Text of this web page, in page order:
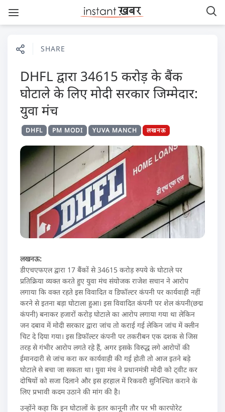
SHARE
DHFL द्वारा 34615 करोड़ के बैंक
घोटाले के लिए मोदी सरकार जिम्मेदार:
युवा मंच
DHFL PM MODI YUVA MANCH लखनऊ
लखनऊ:
डीएचएफएल द्वारा 17 बैंकों से 34615 करोड़ रुपये के घोटाले पर
प्रतिक्रिया व्यक्त करते हुए युवा मंच संयोजक राजेश सचान ने आरोप
लगाया कि वक्त रहते इस विवादित व डिफॉल्टर कंपनी पर कार्यवाही नहीं
करने से इतना बड़ा घोटाला हुआ। इस विवादित कंपनी पर शेल कंपनी(छद्म
कंपनी) बनाकर हजारों करोड़ घोटाले का आरोप लगाया गया था लेकिन
जन दबाव में मोदी सरकार द्वारा जांच तो कराई गई लेकिन जांच में क्लीन
चिट दे दिया गया। इस डिफॉल्टर कंपनी पर तकरीबन एक दशक से जिस
तरह से गंभीर आरोप लगते रहे हैं, अगर इसके विरुद्ध लगे आरोपों की
ईमानदारी से जांच करा कर कार्यवाही की गई होती तो आज इतने बड़े
घोटाले से बचा जा सकता था। युवा मंच ने प्रधानमंत्री मोदी को ट्वीट कर
दोषियों को सजा दिलाने और इस हरहाल में रिकवरी सुनिश्चित कराने के
लिए प्रभावी कदम उठाने की मांग की है।
उन्होंने कहा कि इन घोटालों के इतर कानूनी तौर पर भी कारपोरेट